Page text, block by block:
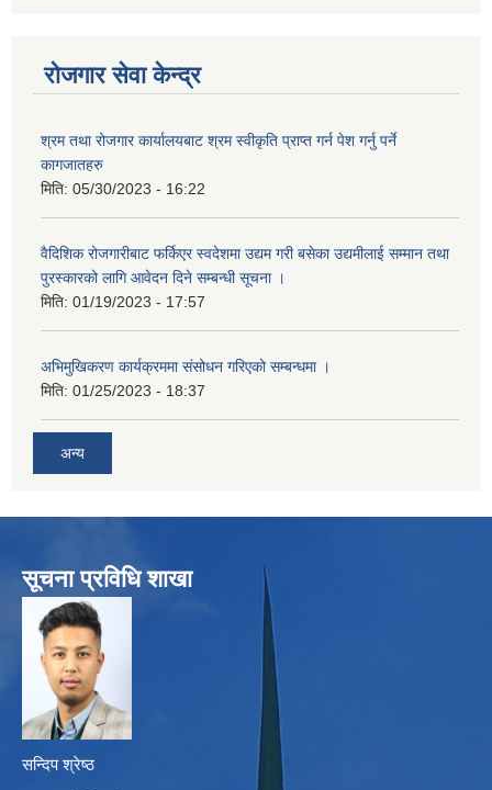
रोजगार सेवा केन्द्र
श्रम तथा रोजगार कार्यालयबाट श्रम स्वीकृति प्राप्त गर्न पेश गर्नु पर्ने
कागजातहरु
मिति: 05/30/2023 - 16:22
वैदिशिक रोजगारीबाट फर्किएर स्वदेशमा उद्यम गरी बसेका उद्यमीलाई सम्मान तथा
पुरस्कारको लागि आवेदन दिने सम्बन्धी सूचना ।
मिति: 01/19/2023 - 17:57
अभिमुखिकरण कार्यक्रममा संसोधन गरिएको सम्बन्धमा ।
मिति: 01/25/2023 - 18:37
अन्य
सूचना प्रविधि शाखा
सन्दिप श्रेष्ठ